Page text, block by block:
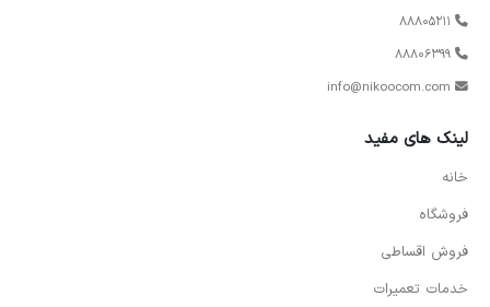
88805211
88806399
info@nikoocom.com
لینک های مفید
خانه
فروشگاه
فروش اقساطی
خدمات تعمیرات